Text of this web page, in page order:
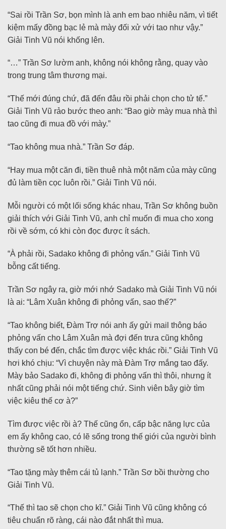
“Sai rồi Trần Sơ, bọn mình là anh em bao nhiêu năm, vì tiết
kiệm mấy đồng bạc lẻ mà mày đối xử với tao như vậy.”
Giải Tinh Vũ nói khống lên.
“…” Trần Sơ lườm anh, không nói không rằng, quay vào
trong trung tâm thương mại.
“Thế mới đúng chứ, đã đến đâu rồi phải chọn cho tử tế.”
Giải Tinh Vũ rảo bước theo anh: “Bao giờ mày mua nhà thì
tao cũng đi mua đồ với mày.”
“Tao không mua nhà.” Trần Sơ đáp.
“Hay mua một căn đi, tiền thuê nhà một năm của mày cũng
đủ làm tiền cọc luôn rồi.” Giải Tinh Vũ nói.
Mỗi người có một lối sống khác nhau, Trần Sơ không buồn
giải thích với Giải Tinh Vũ, anh chỉ muốn đi mua cho xong
rồi về sớm, có khi còn đọc được ít sách.
“À phải rồi, Sadako không đi phỏng vấn.” Giải Tinh Vũ
bỗng cất tiếng.
Trần Sơ ngây ra, giờ mới nhớ Sadako mà Giải Tinh Vũ nói
là ai: “Lâm Xuân không đi phỏng vấn, sao thế?”
“Tao không biết, Đàm Trợ nói anh ấy gửi mail thông báo
phỏng vấn cho Lâm Xuân mà đợi đến trưa cũng không
thấy con bé đến, chắc tìm được việc khác rồi.” Giải Tinh Vũ
hơi khó chịu: “Vì chuyện này mà Đàm Trợ mắng tao đấy.
Mày bảo Sadako đi, không đi phỏng vấn thì thôi, nhưng ít
nhất cũng phải nói một tiếng chứ. Sinh viên bây giờ tìm
việc kiêu thế cơ à?”
Tìm được việc rồi à? Thế cũng ổn, cấp bậc năng lực của
em ấy không cao, có lẽ sống trong thế giới của người bình
thường sẽ tốt hơn nhiều.
“Tao tặng mày thêm cái tủ lạnh.” Trần Sơ bồi thường cho
Giải Tinh Vũ.
“Thế thì tao sẽ chọn cho kĩ.” Giải Tinh Vũ cũng không có
tiêu chuẩn rõ ràng, cái nào đắt nhất thì mua.